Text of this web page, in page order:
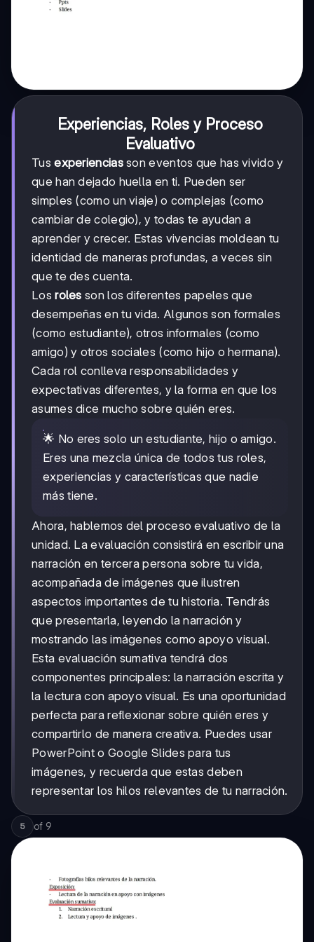
Experiencias, Roles y Proceso
Evaluativo
Tusexperienciasson eventos que has vivido y
que han dejado huella en ti. Pueden ser
simples (como un viaje) o complejas (como
cambiar de colegio), y todas te ayudan a
aprender y crecer. Estas vivencias moldean tu
identidad de maneras profundas, a veces sin
que te des cuenta.
Losroles son los diferentes papeles que
desempeñas en tu vida. Algunos son formales
(como estudiante), otros informales (como
amigo) y otros sociales (como hijo o hermana).
Cada rol conlleva responsabilidades y
expectativas diferentes, y la forma en que los
asumes dice mucho sobre quién eres.
🌟 No eres solo un estudiante, hijo o amigo.
Eres una mezcla única de todos tus roles,
experiencias y características que nadie
más tiene.
Ahora, hablemos del proceso evaluativo de la
unidad. La evaluación consistirá en escribir una
narración en tercera persona sobre tu vida,
acompañada de imágenes que ilustren
aspectos importantes de tu historia. Tendrás
que presentarla, leyendo la narración y
mostrando las imágenes como apoyo visual.
Esta evaluación sumativa tendrá dos
componentes principales: la narración escrita y
la lectura con apoyo visual. Es una oportunidad
perfecta para reflexionar sobre quién eres y
compartirlo de manera creativa. Puedes usar
PowerPoint o Google Slides para tus
imágenes, y recuerda que estas deben
representar los hilos relevantes de tu narración.
5 of 9